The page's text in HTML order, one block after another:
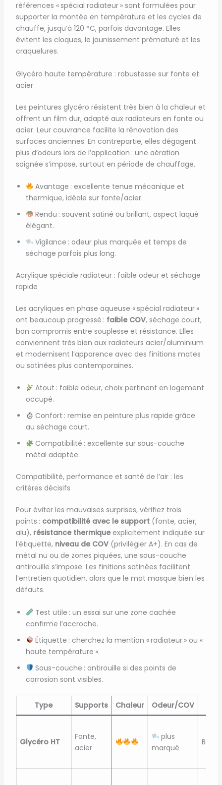
références « spécial radiateur » sont formulées pour
supporter la montée en température et les cycles de
chauffe, jusqu’à 120 °C, parfois davantage. Elles
évitent les cloques, le jaunissement prématuré et les
craquelures.
Glycéro haute température : robustesse sur fonte et
acier
Les peintures glycéro résistent très bien à la chaleur et
offrent un film dur, adapté aux radiateurs en fonte ou
acier. Leur couvrance facilite la rénovation des
surfaces anciennes. En contrepartie, elles dégagent
plus d’odeurs lors de l’application : une aération
soignée s’impose, surtout en période de chauffage.
Avantage : excellente tenue mécanique et
thermique, idéale sur fonte/acier.
Rendu : souvent satiné ou brillant, aspect laqué
élégant.
Vigilance : odeur plus marquée et temps de
séchage parfois plus long.
Acrylique spéciale radiateur : faible odeur et séchage
rapide
Les acryliques en phase aqueuse « spécial radiateur »
ont beaucoup progressé : faible COV, séchage court,
bon compromis entre souplesse et résistance. Elles
conviennent très bien aux radiateurs acier/aluminium
et modernisent l’apparence avec des finitions mates
ou satinées plus contemporaines.
Atout : faible odeur, choix pertinent en logement
occupé.
Confort : remise en peinture plus rapide grâce
au séchage court.
Compatibilité : excellente sur sous-couche
métal adaptée.
Compatibilité, performance et santé de l’air : les
critères décisifs
Pour éviter les mauvaises surprises, vérifiez trois
points : compatibilité avec le support(fonte, acier,
alu), résistance thermiqueexplicitement indiquée sur
l’étiquette, niveau de COV(privilégier A+). En cas de
métal nu ou de zones piquées, une sous-couche
antirouille s’impose. Les finitions satinées facilitent
l’entretien quotidien, alors que le mat masque bien les
défauts.
Test utile : un essai sur une zone cachée
confirme l’accroche.
Étiquette : cherchez la mention « radiateur » ou «
haute température ».
Sous-couche : antirouille si des points de
corrosion sont visibles.
Type Supports Chaleur Odeur/COV
Glycéro HT
Fonte,
acier
plus
marqué